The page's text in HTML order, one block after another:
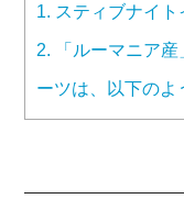
1. スティブナイト
2. 「ルーマニア
ーツは、以下のよ